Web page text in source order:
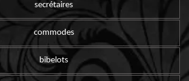
secrétaires
commodes
bibelots